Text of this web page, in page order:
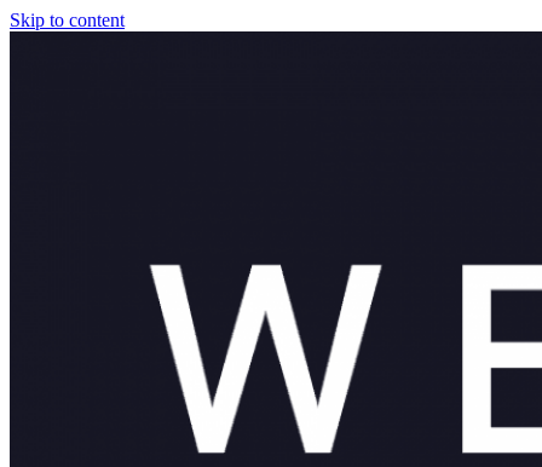
Skip to content